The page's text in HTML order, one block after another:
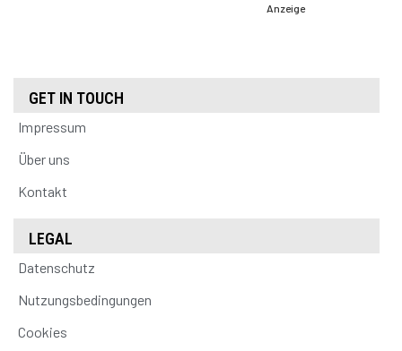
Anzeige
GET IN TOUCH
Impressum
Über uns
Kontakt
LEGAL
Datenschutz
Nutzungsbedingungen
Cookies